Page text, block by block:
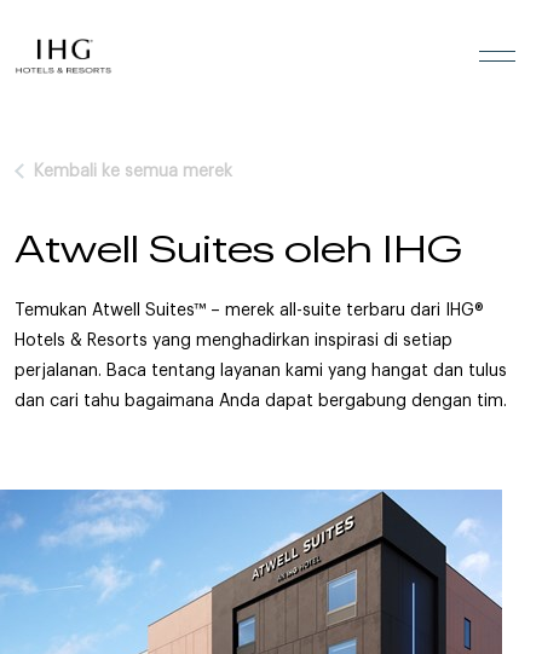
Kembali ke semua merek
Atwell Suites oleh IHG
Temukan Atwell Suites™ – merek all-suite terbaru dari IHG®
Hotels & Resorts yang menghadirkan inspirasi di setiap
perjalanan. Baca tentang layanan kami yang hangat dan tulus
dan cari tahu bagaimana Anda dapat bergabung dengan tim.